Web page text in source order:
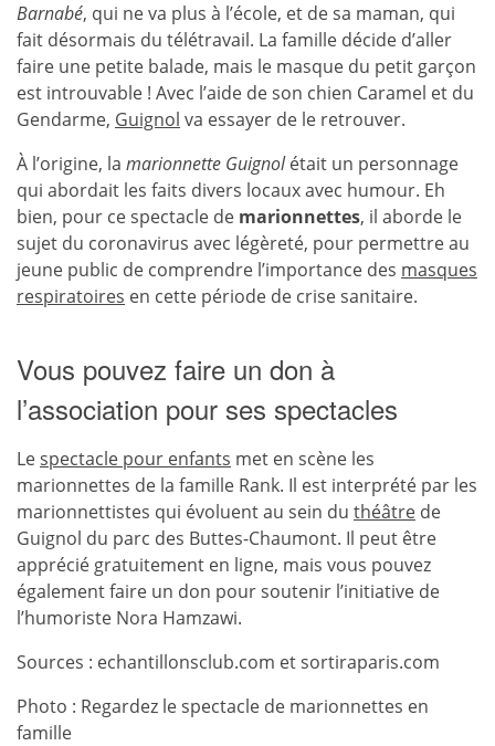
Barnabé, qui ne va plus à l’école, et de sa maman, qui
fait désormais du télétravail. La famille décide d’aller
faire une petite balade, mais le masque du petit garçon
est introuvable ! Avec l’aide de son chien Caramel et du
Gendarme, Guignol va essayer de le retrouver.
À l’origine, la marionnette Guignolétait un personnage
qui abordait les faits divers locaux avec humour. Eh
bien, pour ce spectacle de marionnettes, il aborde le
sujet du coronavirus avec légèreté, pour permettre au
jeune public de comprendre l’importance des masques
respiratoires en cette période de crise sanitaire.
Vous pouvez faire un don à
l’association pour ses spectacles
Lespectacle pour enfants met en scène les
marionnettes de la famille Rank. Il est interprété par les
marionnettistes qui évoluent au sein du théâtre de
Guignol du parc des Buttes-Chaumont. Il peut être
apprécié gratuitement en ligne, mais vous pouvez
également faire un don pour soutenir l’initiative de
l’humoriste Nora Hamzawi.
Sources : echantillonsclub.com et sortiraparis.com
Photo : Regardez le spectacle de marionnettes en
famille